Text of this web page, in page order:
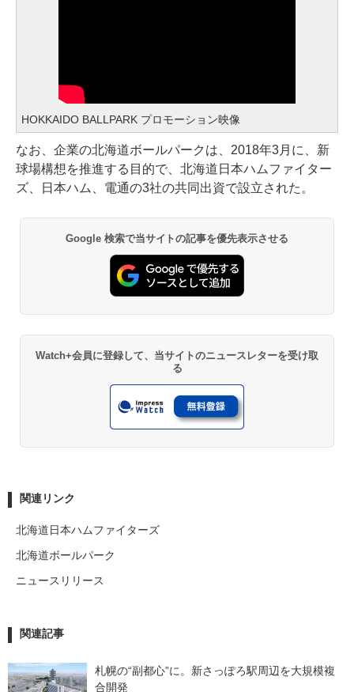
HOKKAIDO BALLPARK プロモーション映像
なお、企業の北海道ボールパークは、2018年3月に、新
球場構想を推進する目的で、北海道日本ハムファイター
ズ、日本ハム、電通の3社の共同出資で設立された。
Google 検索で当サイトの記事を優先表示させる
Watch+会員に登録して、当サイトのニュースレターを受け取
る
関連リンク
北海道日本ハムファイターズ
北海道ボールパーク
ニュースリリース
関連記事
札幌の“副都心”に。新さっぽろ駅周辺を大規模複
合開発